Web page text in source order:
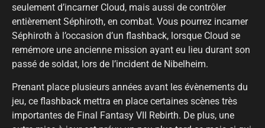
seulement d’incarner Cloud, mais aussi de contrôler
entièrement Séphiroth, en combat. Vous pourrez incarner
Séphiroth à l’occasion d’un flashback, lorsque Cloud se
remémore une ancienne mission ayant eu lieu durant son
passé de soldat, lors de l’incident de Nibelheim.
Prenant place plusieurs années avant les évènements du
jeu, ce flashback mettra en place certaines scènes très
importantes de Final Fantasy VII Rebirth. De plus, une